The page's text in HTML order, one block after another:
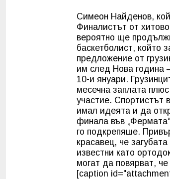
Симеон Найденов,
Финалистът от
вероятно ще
баскетболист, който
предложение от
им след Нова година
10-и януари.
месечна заплата
участие. Спортистът
имал идеята и да
финала във
го подкрепяше.
красавец, че
известни като
могат да повярват,
[caption